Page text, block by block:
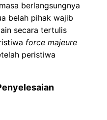
berlangsungnya
belah pihak wajib
secara tertulis
force majeure
peristiwa